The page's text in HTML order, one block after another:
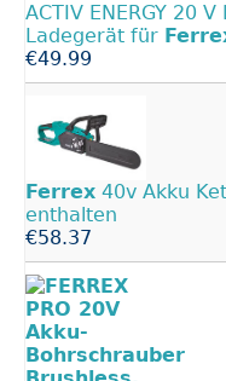
ACTIV ENERGY 20
Ladegerät für
€49.99
Ferrex 40v Akku
enthalten
€58.37